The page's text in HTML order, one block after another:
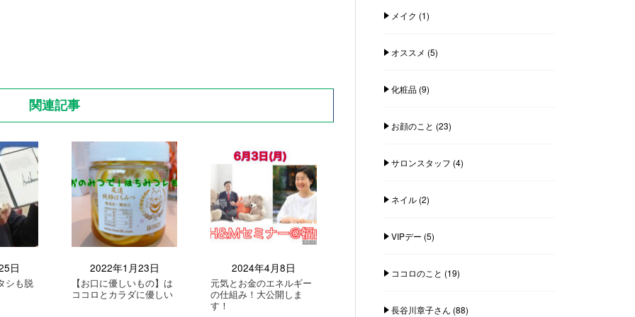
関連記事
日
シも脱
2022年1月23日
【お口に優しいもの】は
ココロとカラダに優しい
2024年4月8日
元気とお金のエネルギー
の仕組み！大公開しま
す！
メイク (1)
オススメ (5)
化粧品(9)
お顔のこと (23)
サロンスタッフ (4)
ネイル(2)
VIPデー (5)
ココロのこと (19)
長谷川章子さん (88)